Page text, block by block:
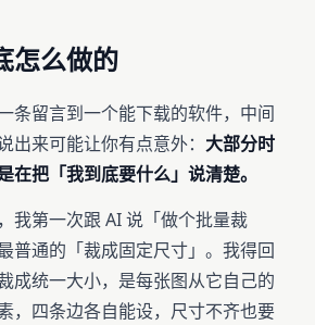
怎么做的
条留言到一个能下载的软件，中间
出来可能让你有点意外： 大部分时
在把「我到底要什么」说清楚。
我第一次跟 AI 说「做个批量裁
普通的「裁成固定尺寸」。我得回
成统一大小，是每张图从它自己的
，四条边各自能设，尺寸不齐也要